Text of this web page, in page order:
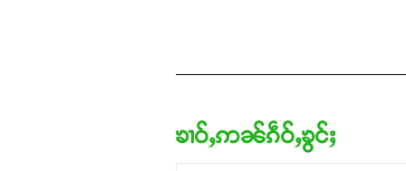
ၶၢဝ်ႇဢၼ်ၵဵဝ်ႇၶွင်ႈ